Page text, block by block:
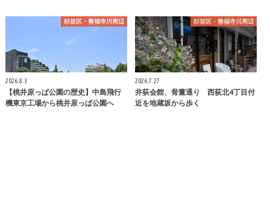
杉並区・善福寺川周辺
2026.8.3
【桃井原っぱ公園の歴史】中島飛行
機東京工場から桃井原っぱ公園へ
杉並区・善福寺川周辺
2026.7.27
井荻会館、骨董通り 西荻北4丁目付
近を地蔵坂から歩く